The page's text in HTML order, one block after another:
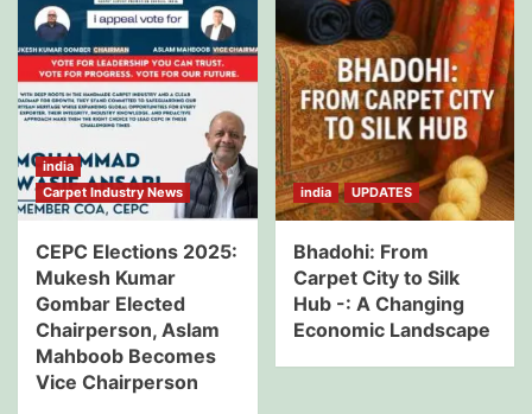
india
Carpet Industry News
CEPC Elections 2025:
Mukesh Kumar
Gombar Elected
Chairperson, Aslam
Mahboob Becomes
Vice Chairperson
india UPDATES
Bhadohi: From
Carpet City to Silk
Hub -: A Changing
Economic Landscape